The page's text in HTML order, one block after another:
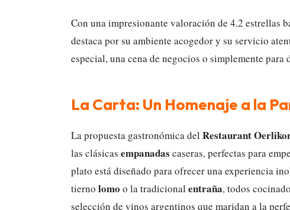
Con una impresionante valoración de 4.2 estrellas
destaca por su ambiente acogedor y su servicio
especial, una cena de negocios o simplemente
La Carta: Un Homenaje a la
La propuesta gastronómica del Restaurant
las clásicas empanadas caseras, perfectas para
plato está diseñado para ofrecer una experiencia
tierno lomo o la tradicional entraña, todos
selección de vinos argentinos que maridan a la